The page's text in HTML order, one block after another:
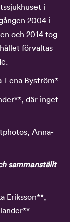
i
2004 i
och 2014 tog
förvaltas
Lena Byström*
där inget
Anna-
sammanställt
Eriksson**,